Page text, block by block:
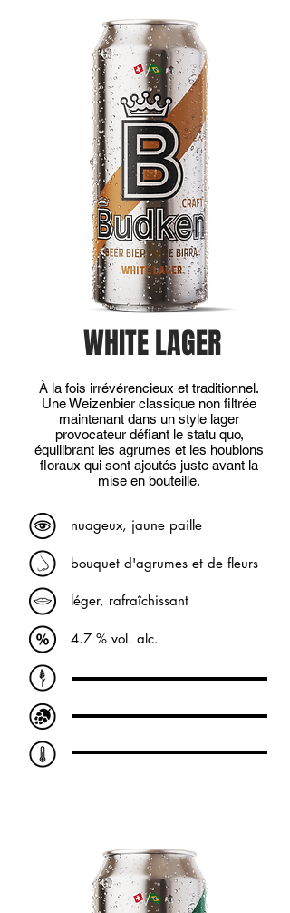
WHITE LAGER
À la fois irrévérencieux et traditionnel.
Une Weizenbier classique non filtrée
maintenant dans un style lager
provocateur défiant le statu quo,
équilibrant les agrumes et les houblons
floraux qui sont ajoutés juste avant la
mise en bouteille.
nuageux, jaune paille
bouquet d'agrumes et de fleurs
léger, rafraîchissant
4.7 % vol. alc.